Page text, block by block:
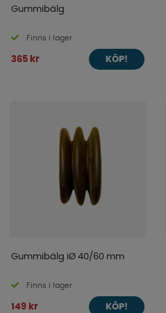
Gummibälg
Finns i lager
365 kr KÖP!
Gummibälg iØ 40/60 mm
Finns i lager
149 kr KÖP!